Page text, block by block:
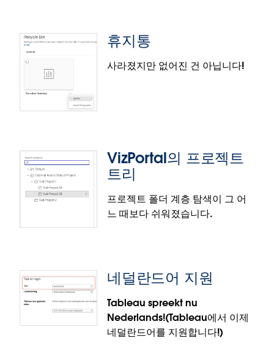
문서를 작성할 때 테마를 재사용하거나 기존 통합 문서
에 적용하여 빠르게 업데이트할 수 있습니다. 새로 만
든 사용자 지정 테마는 Tableau Cloud 및 Tableau
통합 문서를 템플릿으로 사용하고 스타일을 테마로 '내
보낼' 수 있습니다. 그런 다음 해당 사용자 지정 테마를
VizQL Data Service API
이를 통해 사용자는 Tableau의 분석 엔진을 서비스로
사용하고 Tableau 비주얼리제이션을 제공하는 동일한
데이터를 사용하여 새로운 분석 가능성과 인사이트를
얻을 수 있습니다.
휴지통
사라졌지만 없어진 건 아닙니다!
Server 및 Cloud 고객은 통합 문서, 데이터 원본 또는
프로젝트를 삭제했더라도 삭제 후 30일 동안 휴지통 영
역을 통해 액세스할 수 있으며, 이 기능은 기본적으로
활성화되어 있습니다. 모든 사용자가 삭제된 콘텐츠를
볼 수 있으며, 사이트 관리자는 사이트의 모든 사용자
VizPortal의 프로젝트
트리
프로젝트 폴더 계층 탐색이 그 어
느 때보다 쉬워졌습니다.
VizPortal의 프로젝트 트리
네덜란드어 지원
Tableau spreekt nu
Nederlands!(Tableau에서 이제
네덜란드어를 지원합니다!)